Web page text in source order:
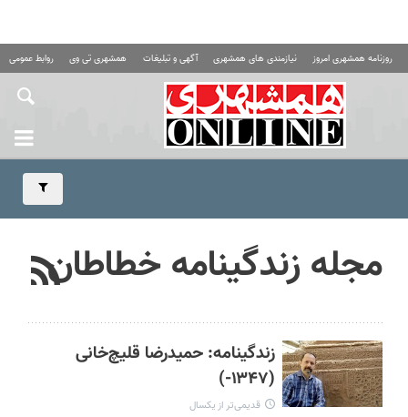
روزنامه همشهری امروز نیازمندی های همشهری آگهی و تبلیغات همشهری تی وی روابط عمومی
مجله زندگینامه خطاطان
زندگینامه:‌ حمیدرضا قلیچ‌خانی
(۱۳۴۷-)
قدیمی‌تر از یکسال